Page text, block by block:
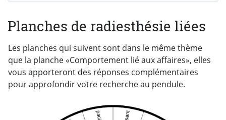
Planches de radiesthésie liées
Les planches qui suivent sont dans le même thème
que la planche «Comportement lié aux affaires», elles
vous apporteront des réponses complémentaires
pour approfondir votre recherche au pendule.